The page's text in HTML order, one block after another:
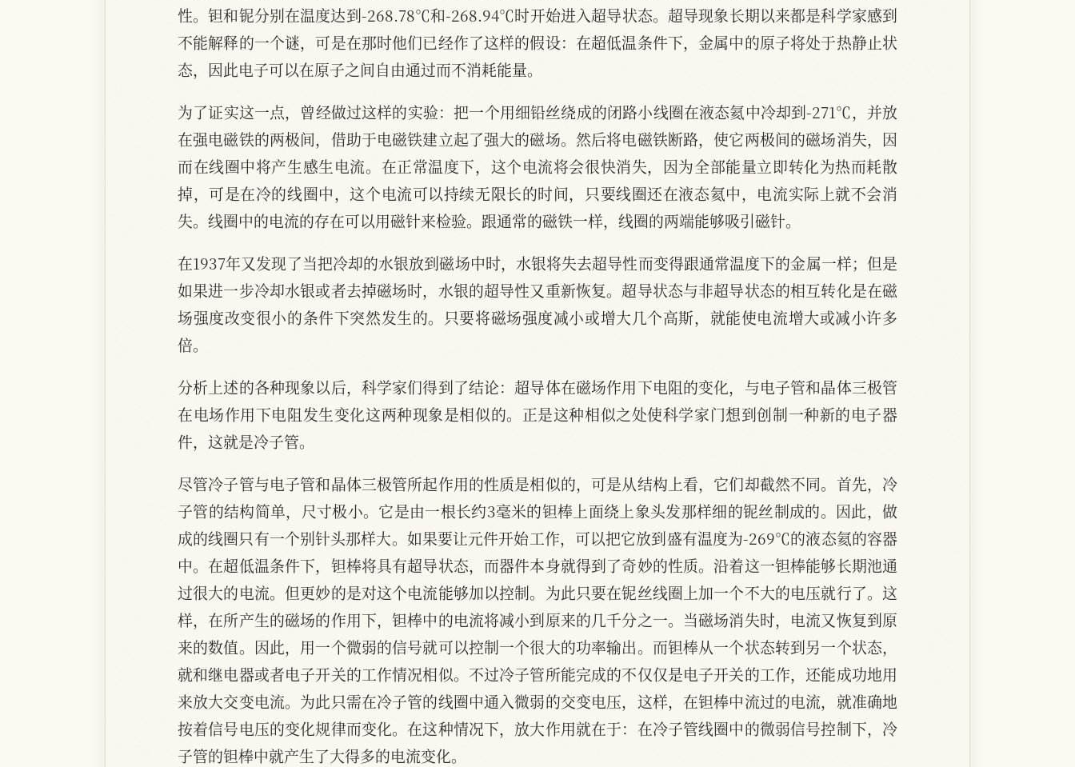
性。钽和铌分别在温度达到-268.78℃和-268.94℃时开始进入超导状态。超导现象长期以来都是科学家感到
不能解释的一个谜，可是在那时他们已经作了这样的假设：在超低温条件下，金属中的原子将处于热静止状
态，因此电子可以在原子之间自由通过而不消耗能量。
为了证实这一点，曾经做过这样的实验：把一个用细铅丝绕成的闭路小线圈在液态氦中冷却到-271℃，并放
在强电磁铁的两极间，借助于电磁铁建立起了强大的磁场。然后将电磁铁断路，使它两极间的磁场消失，因
而在线圈中将产生感生电流。在正常温度下，这个电流将会很快消失，因为全部能量立即转化为热而耗散
掉，可是在冷的线圈中，这个电流可以持续无限长的时间，只要线圈还在液态氦中，电流实际上就不会消
失。线圈中的电流的存在可以用磁针来检验。跟通常的磁铁一样，线圈的两端能够吸引磁针。
在1937年又发现了当把冷却的水银放到磁场中时，水银将失去超导性而变得跟通常温度下的金属一样；但是
如果进一步冷却水银或者去掉磁场时，水银的超导性又重新恢复。超导状态与非超导状态的相互转化是在磁
场强度改变很小的条件下突然发生的。只要将磁场强度减小或增大几个高斯，就能使电流增大或减小许多
倍。
分析上述的各种现象以后，科学家们得到了结论：超导体在磁场作用下电阻的变化，与电子管和晶体三极管
在电场作用下电阻发生变化这两种现象是相似的。正是这种相似之处使科学家门想到创制一种新的电子器
件，这就是冷子管。
尽管冷子管与电子管和晶体三极管所起作用的性质是相似的，可是从结构上看，它们却截然不同。首先，冷
子管的结构简单，尺寸极小。它是由一根长约3毫米的钽棒上面绕上象头发那样细的铌丝制成的。因此，做
成的线圈只有一个别针头那样大。如果要让元件开始工作，可以把它放到盛有温度为-269℃的液态氦的容器
中。在超低温条件下，钽棒将具有超导状态，而器件本身就得到了奇妙的性质。沿着这一钽棒能够长期池通
过很大的电流。但更妙的是对这个电流能够加以控制。为此只要在铌丝线圈上加一个不大的电压就行了。这
样，在所产生的磁场的作用下，钽棒中的电流将减小到原来的几千分之一。当磁场消失时，电流又恢复到原
来的数值。因此，用一个微弱的信号就可以控制一个很大的功率输出。而钽棒从一个状态转到另一个状态，
就和继电器或者电子开关的工作情况相似。不过冷子管所能完成的不仅仅是电子开关的工作，还能成功地用
来放大交变电流。为此只需在冷子管的线圈中通入微弱的交变电压，这样，在钽棒中流过的电流，就准确地
按着信号电压的变化规律而变化。在这种情况下，放大作用就在于：在冷子管线圈中的微弱信号控制下，冷
子管的钽棒中就产生了大得多的电流变化。